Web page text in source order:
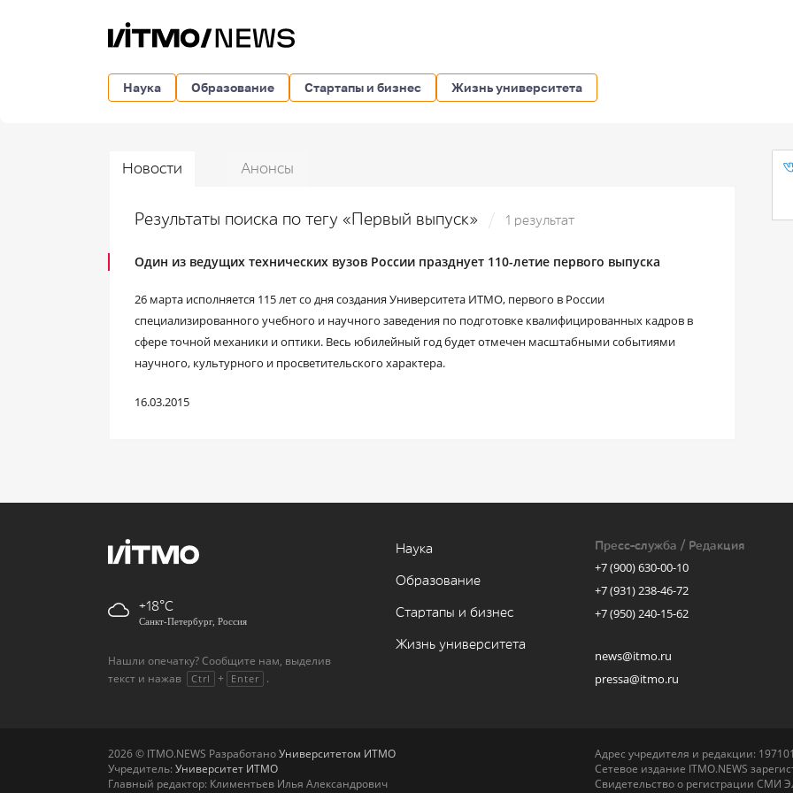
Наука Образование Стартапы и бизнес Жизнь университета
Новости Анонсы
Результаты поиска по тегу «Первый выпуск» 1 результат
Один из ведущих технических вузов России празднует 110-летие первого выпуска
26 марта исполняется 115 лет со дня создания Университета ИТМО, первого в России
специализированного учебного и научного заведения по подготовке квалифицированных кадров в
сфере точной механики и оптики. Весь юбилейный год будет отмечен масштабными событиями
научного, культурного и просветительского характера.
16.03.2015
+18
Санкт-Петербург, Россия
Нашли опечатку? Сообщите нам, выделив
текст и нажав
Ctrl + Enter .
Наука
Образование
Стартапы и бизнес
Жизнь университета
Пресс-служба / Редакция
+7 (900) 630-00-10
+7 (931) 238-46-72
+7 (950) 240-15-62
news@itmo.ru
pressa@itmo.ru
2026 © ITMO.NEWS РазработаноУниверситетом ИТМО
Учредитель: Университет ИТМО
Главный редактор: Климентьев Илья Александрович
Адрес учредителя и редакции:
Сетевое издание ITMO.NEWS
Свидетельство о регистрации СМИ